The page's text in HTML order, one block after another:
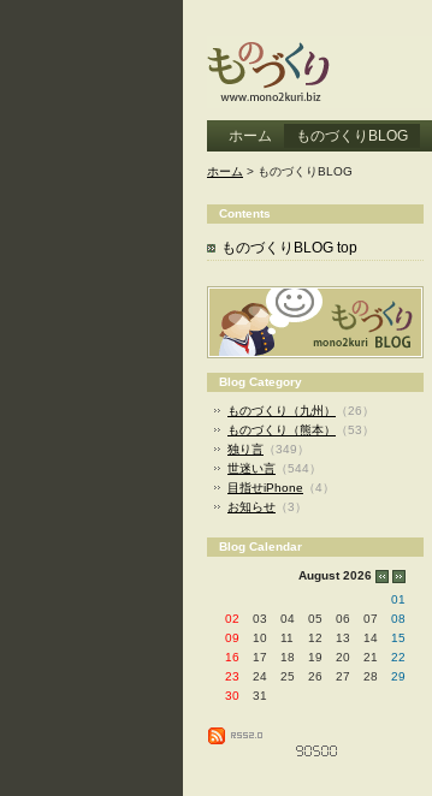
ホーム ものづくりBLOG
ホーム > ものづくりBLOG
Contents
ものづくりBLOG top
Blog Category
ものづくり（九州）
（26）
ものづくり（熊本）
（53）
独り言 （349）
世迷い言 （544）
目指せiPhone （4）
お知らせ （3）
Blog Calendar
August 2026
01
02
03 04 05 06 07
08
09
10 11 12 13 14
15
16
17 18 19 20 21
22
23
24 25 26 27 28
29
30
31